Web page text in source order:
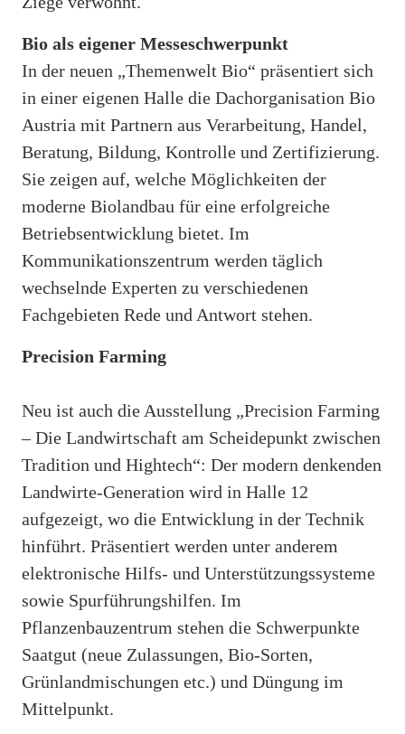
Bio als eigener Messeschwerpunkt
In der neuen „Themenwelt Bio“ präsentiert sich
in einer eigenen Halle die Dachorganisation Bio
Austria mit Partnern aus Verarbeitung, Handel,
Beratung, Bildung, Kontrolle und Zertifizierung.
Sie zeigen auf, welche Möglichkeiten der
moderne Biolandbau für eine erfolgreiche
Betriebsentwicklung bietet. Im
Kommunikationszentrum werden täglich
wechselnde Experten zu verschiedenen
Fachgebieten Rede und Antwort stehen.
Precision Farming
Neu ist auch die Ausstellung „Precision Farming
– Die Landwirtschaft am Scheidepunkt zwischen
Tradition und Hightech“: Der modern denkenden
Landwirte-Generation wird in Halle 12
aufgezeigt, wo die Entwicklung in der Technik
hinführt. Präsentiert werden unter anderem
elektronische Hilfs- und Unterstützungssysteme
sowie Spurführungshilfen. Im
Pflanzenbauzentrum stehen die Schwerpunkte
Saatgut (neue Zulassungen, Bio-Sorten,
Grünlandmischungen etc.) und Düngung im
Mittelpunkt.